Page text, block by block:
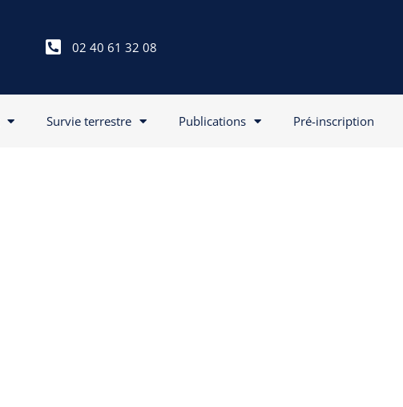
02 40 61 32 08
Survie terrestre Publications Pré-inscription